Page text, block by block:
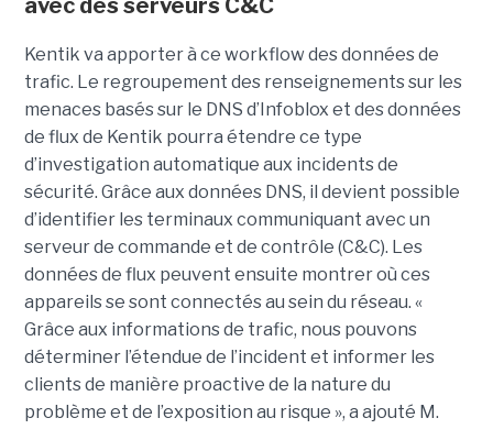
avec des serveurs C&C
Kentik va apporter à ce workflow des données de
trafic. Le regroupement des renseignements sur les
menaces basés sur le DNS d’Infoblox et des données
de flux de Kentik pourra étendre ce type
d’investigation automatique aux incidents de
sécurité. Grâce aux données DNS, il devient possible
d’identifier les terminaux communiquant avec un
serveur de commande et de contrôle (C&C). Les
données de flux peuvent ensuite montrer où ces
appareils se sont connectés au sein du réseau. «
Grâce aux informations de trafic, nous pouvons
déterminer l’étendue de l’incident et informer les
clients de manière proactive de la nature du
problème et de l’exposition au risque », a ajouté M.